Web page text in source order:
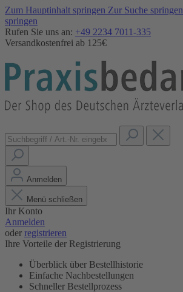
Zum Hauptinhalt springen Zur Suche springen
springen
Rufen Sie uns an: +49 2234 7011-335
Versandkostenfrei ab 125€
Anmelden
Menü schließen
Ihr Konto
Anmelden
oder registrieren
Ihre Vorteile der Registrierung
Überblick über Bestellhistorie
Einfache Nachbestellungen
Schneller Bestellprozess